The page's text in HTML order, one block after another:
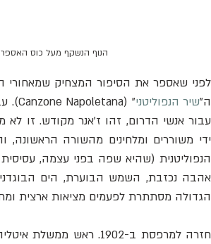
הנוף הנשקף מעל כוס
ה"שיר הנפוליטני
הגדולה מסתתרת לפעמים מציאות ארצית
חזרה למרפסת ב-1902. ראש ממשלת איטליה דאז,